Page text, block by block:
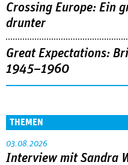
Crossing Europe: Ein
drunter
Great Expectations:
1945–1960
THEMEN
03.08.2026
Interview mit Sandra